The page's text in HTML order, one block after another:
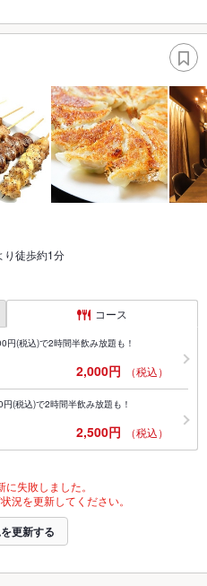
り徒歩約1分
コース
(税込)で2時間半飲み放題も！
2,000円 （税込）
(税込)で2時間半飲み放題も！
2,500円 （税込）
失敗しました。
況を更新してください。
更新する